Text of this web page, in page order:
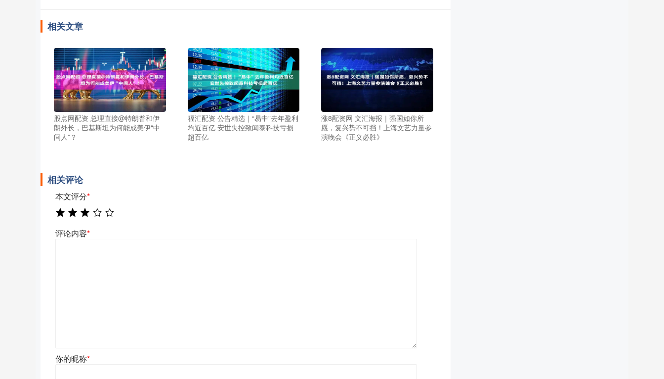
相关文章
股点网配资 总理直接@特朗普和伊
朗外长，巴基斯坦为何能成美伊“中
间人”？
福汇配资 公告精选｜“易中”去年盈利
均近百亿 安世失控致闻泰科技亏损
超百亿
涨8配资网 文汇海报｜强国如你所
愿，复兴势不可挡！上海文艺力量参
演晚会《正义必胜》
相关评论
本文评分*
评论内容*
你的昵称*